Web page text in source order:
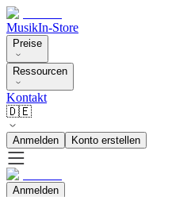
MusikIn-Store
Preise
Ressourcen
Kontakt
🇩🇪
Anmelden Konto erstellen
Anmelden